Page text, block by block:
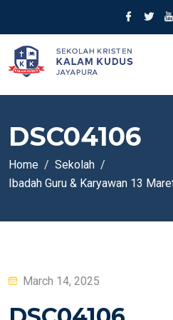
DSC04106
Home
Sekolah
Ibadah Guru & Karyawan 13
Posted
March 14, 2025